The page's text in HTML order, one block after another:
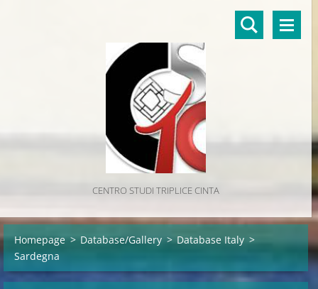
CENTRO STUDI TRIPLICE CINTA
Homepage > Database/Gallery > Database Italy >
Sardegna